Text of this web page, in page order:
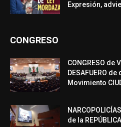
Expresión,
CONGRESO
CONGRESO de
DESAFUERO
Movimiento
de la REPÚBLICA